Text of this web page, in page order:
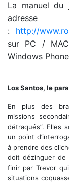
La manuel du
adresse
: http://
sur PC /
Windows
Los Santos, le
En plus des
missions
détraqués”. Elles
un point
à prendre des
doit dézinguer de
finir par Trevor
situations